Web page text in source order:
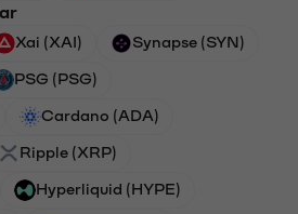
Xai (XAI) Synapse (SYN)
PSG (PSG)
Cardano (ADA)
Ripple (XRP)
Hyperliquid (HYPE)